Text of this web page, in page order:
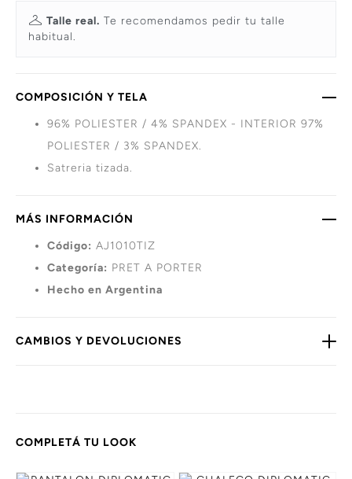
Talle real. Te recomendamos pedir tu talle
habitual.
COMPOSICIÓN Y TELA
96% POLIESTER / 4% SPANDEX - INTERIOR 97%
POLIESTER / 3% SPANDEX.
Satreria tizada.
MÁS INFORMACIÓN
Código: AJ1010TIZ
Categoría: PRET A PORTER
Hecho en Argentina
CAMBIOS Y DEVOLUCIONES
COMPLETÁ TU LOOK